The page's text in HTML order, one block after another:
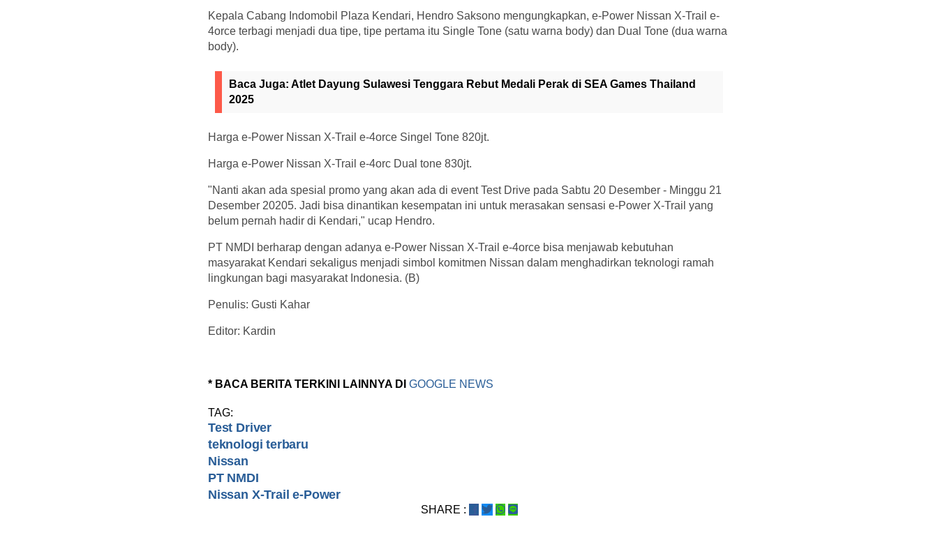
Kepala Cabang Indomobil Plaza Kendari, Hendro Saksono mengungkapkan, e-Power Nissan X-Trail e-
4orce terbagi menjadi dua tipe, tipe pertama itu Single Tone (satu warna body) dan Dual Tone (dua warna
body).
Baca Juga: Atlet Dayung Sulawesi Tenggara Rebut Medali Perak di SEA Games Thailand
2025
Harga e-Power Nissan X-Trail e-4orce Singel Tone 820jt.
Harga e-Power Nissan X-Trail e-4orc Dual tone 830jt.
"Nanti akan ada spesial promo yang akan ada di event Test Drive pada Sabtu 20 Desember - Minggu 21
Desember 20205. Jadi bisa dinantikan kesempatan ini untuk merasakan sensasi e-Power X-Trail yang
belum pernah hadir di Kendari," ucap Hendro.
PT NMDI berharap dengan adanya e-Power Nissan X-Trail e-4orce bisa menjawab kebutuhan
masyarakat Kendari sekaligus menjadi simbol komitmen Nissan dalam menghadirkan teknologi ramah
lingkungan bagi masyarakat Indonesia. (B)
Penulis: Gusti Kahar
Editor: Kardin
* BACA BERITA TERKINI LAINNYA DI GOOGLE NEWS
TAG:
Test Driver
teknologi terbaru
Nissan
PT NMDI
Nissan X-Trail e-Power
SHARE :